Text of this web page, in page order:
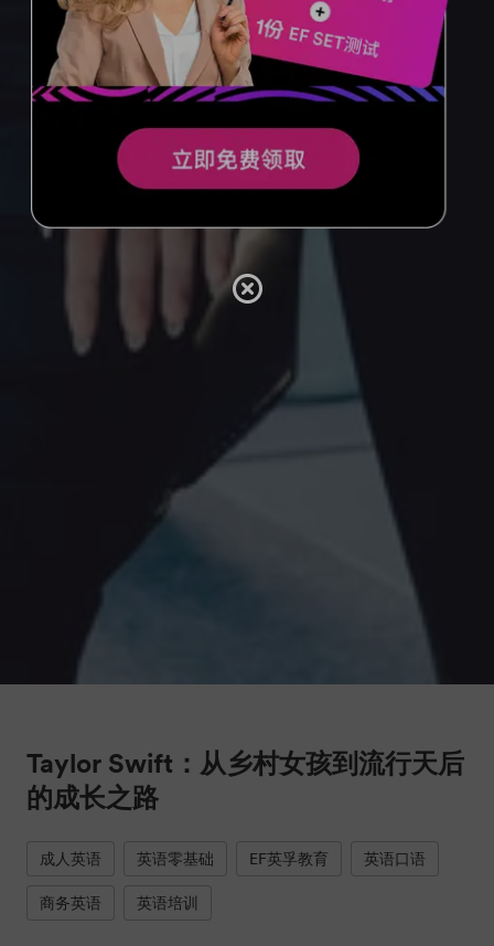
Taylor Swift：从乡村女孩到流行天后
的成长之路
成人英语 英语零基础 EF英孚教育
英语口语
商务英语
英语培训